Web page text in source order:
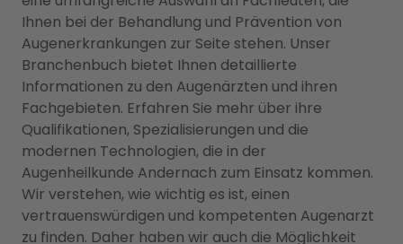
Ihnen bei der Behandlung und Prävention von
Augenerkrankungen zur Seite stehen. Unser
Branchenbuch bietet Ihnen detaillierte
Informationen zu den Augenärzten und ihren
Fachgebieten. Erfahren Sie mehr über ihre
Qualifikationen, Spezialisierungen und die
modernen Technologien, die in der
Augenheilkunde Andernach zum Einsatz kommen.
Wir verstehen, wie wichtig es ist, einen
vertrauenswürdigen und kompetenten Augenarzt
zu finden. Daher haben wir auch die Möglichkeit